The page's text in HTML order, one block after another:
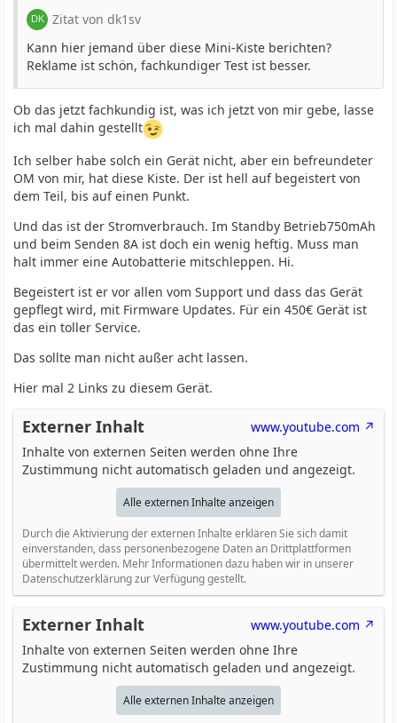
Zitat von dk1sv
Kann hier jemand über diese Mini-Kiste berichten?
Reklame ist schön, fachkundiger Test ist besser.
Ob das jetzt fachkundig ist, was ich jetzt von mir gebe, lasse
ich mal dahin gestellt
Ich selber habe solch ein Gerät nicht, aber ein befreundeter
OM von mir, hat diese Kiste. Der ist hell auf begeistert von
dem Teil, bis auf einen Punkt.
Und das ist der Stromverbrauch. Im Standby Betrieb750mAh
und beim Senden 8A ist doch ein wenig heftig. Muss man
halt immer eine Autobatterie mitschleppen. Hi.
Begeistert ist er vor allen vom Support und dass das Gerät
gepflegt wird, mit Firmware Updates. Für ein 450€ Gerät ist
das ein toller Service.
Das sollte man nicht außer acht lassen.
Hier mal 2 Links zu diesem Gerät.
Externer Inhalt
www.youtube.com
Inhalte von externen Seiten werden ohne Ihre
Zustimmung nicht automatisch geladen und angezeigt.
Alle externen Inhalte anzeigen
Durch die Aktivierung der externen Inhalte erklären Sie sich damit
einverstanden, dass personenbezogene Daten an Drittplattformen
übermittelt werden. Mehr Informationen dazu haben wir in unserer
Datenschutzerklärung zur Verfügung gestellt.
Externer Inhalt
www.youtube.com
Inhalte von externen Seiten werden ohne Ihre
Zustimmung nicht automatisch geladen und angezeigt.
Alle externen Inhalte anzeigen